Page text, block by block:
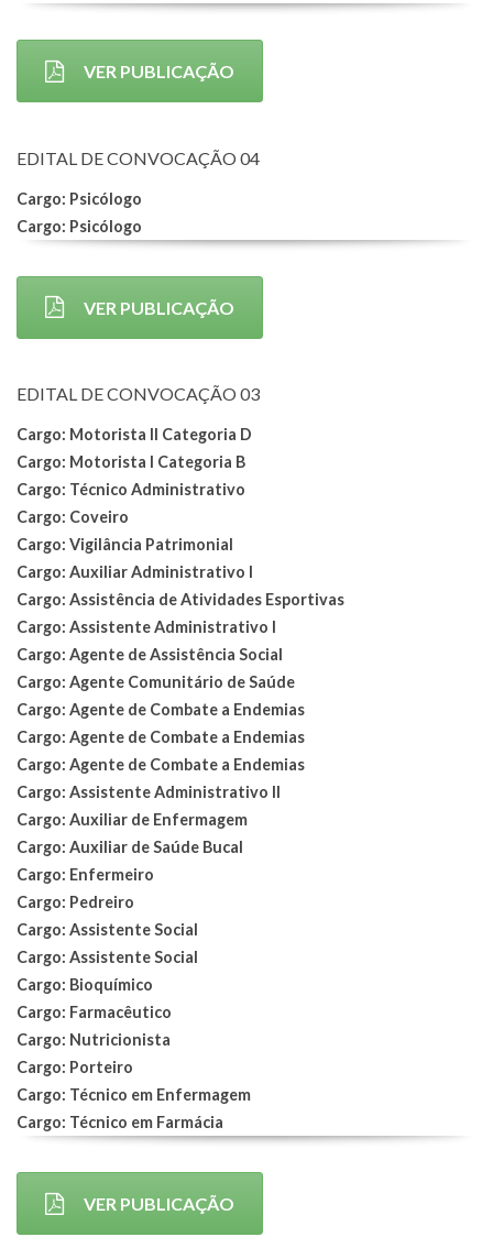
VER PUBLICAÇÃO
EDITAL DE CONVOCAÇÃO 04
Cargo: Psicólogo
Cargo: Psicólogo
VER PUBLICAÇÃO
EDITAL DE CONVOCAÇÃO 03
Cargo: Motorista II Categoria D
Cargo: Motorista I Categoria B
Cargo: Técnico Administrativo
Cargo: Coveiro
Cargo: Vigilância Patrimonial
Cargo: Auxiliar Administrativo I
Cargo: Assistência de Atividades Esportivas
Cargo: Assistente Administrativo I
Cargo: Agente de Assistência Social
Cargo: Agente Comunitário de Saúde
Cargo: Agente de Combate a Endemias
Cargo: Agente de Combate a Endemias
Cargo: Agente de Combate a Endemias
Cargo: Assistente Administrativo II
Cargo: Auxiliar de Enfermagem
Cargo: Auxiliar de Saúde Bucal
Cargo: Enfermeiro
Cargo: Pedreiro
Cargo: Assistente Social
Cargo: Assistente Social
Cargo: Bioquímico
Cargo: Farmacêutico
Cargo: Nutricionista
Cargo: Porteiro
Cargo: Técnico em Enfermagem
Cargo: Técnico em Farmácia
VER PUBLICAÇÃO